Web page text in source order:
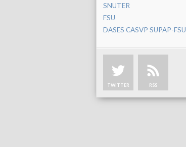
SNUTER
FSU
DASES CASVP SUPAP-FSU
TWITTER RSS